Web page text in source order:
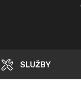
SLUŽBY